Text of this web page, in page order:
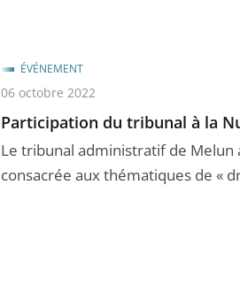
Participation du tribunal à la
Le tribunal administratif de Melun
consacrée aux thématiques de «
ÉVÉNEMENT
06 octobre 2022